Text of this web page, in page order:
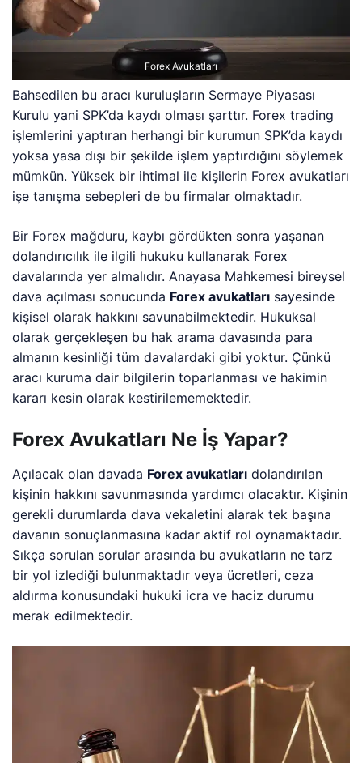
Forex Avukatları
Bahsedilen bu aracı kuruluşların Sermaye Piyasası
Kurulu yani SPK’da kaydı olması şarttır. Forex trading
işlemlerini yaptıran herhangi bir kurumun SPK’da kaydı
yoksa yasa dışı bir şekilde işlem yaptırdığını söylemek
mümkün. Yüksek bir ihtimal ile kişilerin Forex avukatları
işe tanışma sebepleri de bu firmalar olmaktadır.
Bir Forex mağduru, kaybı gördükten sonra yaşanan
dolandırıcılık ile ilgili hukuku kullanarak Forex
davalarında yer almalıdır. Anayasa Mahkemesi bireysel
dava açılması sonucunda Forex avukatları sayesinde
kişisel olarak hakkını savunabilmektedir. Hukuksal
olarak gerçekleşen bu hak arama davasında para
almanın kesinliği tüm davalardaki gibi yoktur. Çünkü
aracı kuruma dair bilgilerin toparlanması ve hakimin
kararı kesin olarak kestirilememektedir.
Forex Avukatları Ne İş Yapar?
Açılacak olan davada Forex avukatları dolandırılan
kişinin hakkını savunmasında yardımcı olacaktır. Kişinin
gerekli durumlarda dava vekaletini alarak tek başına
davanın sonuçlanmasına kadar aktif rol oynamaktadır.
Sıkça sorulan sorular arasında bu avukatların ne tarz
bir yol izlediği bulunmaktadır veya ücretleri, ceza
aldırma konusundaki hukuki icra ve haciz durumu
merak edilmektedir.